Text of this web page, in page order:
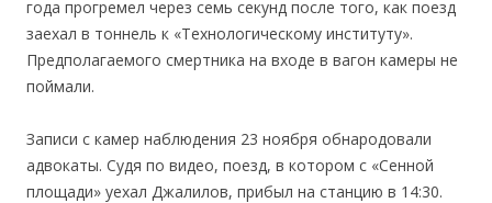
года прогремел через семь секунд после того, как поезд
заехал в тоннель к «Технологическому институту».
Предполагаемого смертника на входе в вагон камеры не
поймали.
Записи с камер наблюдения 23 ноября обнародовали
адвокаты. Судя по видео, поезд, в котором с «Сенной
площади» уехал Джалилов, прибыл на станцию в 14:30.